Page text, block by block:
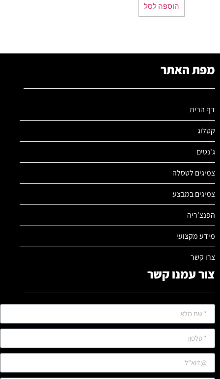
הוספה לסל
מפת האתר
דף הבית
קטלוג
ג'נטים
צמיגים לטסלה
צמיגים במבצע
הפנצ'ריה
מידע מקצועי
צרו קשר
צור עמנו קשר